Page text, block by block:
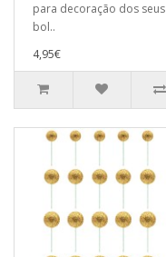
para decoração dos seus
bol..
4,95€